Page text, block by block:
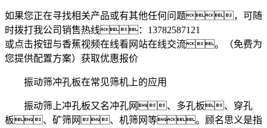
如果您正在寻找相关产品或有其他任何问题，可随
时拨打我公司销售热线： 13782587121
或点击按钮与香蕉视频在线看网站在线交流。（免费为
您提供配置方案） 获取优惠报价
振动筛冲孔板在常见筛机上的应用
振动筛上冲孔板又名冲孔网、多孔板、穿孔
板、矿筛网、机筛网等。顾名思义是指